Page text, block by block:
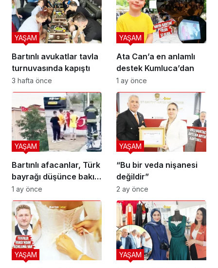
Bartınlı avukatlar tavla
turnuvasında kapıştı
YAŞAM
3 hafta önce
Ata Can’a en anlamlı
destek Kumluca’dan
YAŞAM
1 ay önce
Bartınlı afacanlar, Türk
bayrağı düşünce bakın
ne yaptı
YAŞAM
1 ay önce
“Bu bir veda nişanesi
değildir”
YAŞAM
2 ay önce
YAŞAM YAŞAM